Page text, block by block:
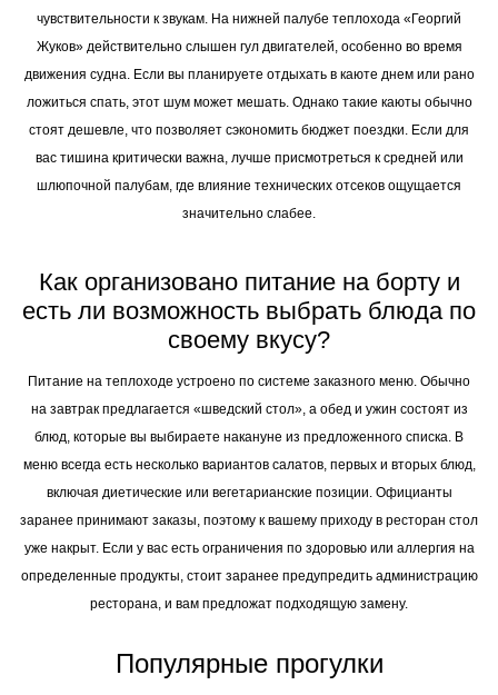
чувствительности к звукам. На нижней палубе теплохода «Георгий
Жуков» действительно слышен гул двигателей, особенно во время
движения судна. Если вы планируете отдыхать в каюте днем или рано
ложиться спать, этот шум может мешать. Однако такие каюты обычно
стоят дешевле, что позволяет сэкономить бюджет поездки. Если для
вас тишина критически важна, лучше присмотреться к средней или
шлюпочной палубам, где влияние технических отсеков ощущается
значительно слабее.
Как организовано питание на борту и
есть ли возможность выбрать блюда по
своему вкусу?
Питание на теплоходе устроено по системе заказного меню. Обычно
на завтрак предлагается «шведский стол», а обед и ужин состоят из
блюд, которые вы выбираете накануне из предложенного списка. В
меню всегда есть несколько вариантов салатов, первых и вторых блюд,
включая диетические или вегетарианские позиции. Официанты
заранее принимают заказы, поэтому к вашему приходу в ресторан стол
уже накрыт. Если у вас есть ограничения по здоровью или аллергия на
определенные продукты, стоит заранее предупредить администрацию
ресторана, и вам предложат подходящую замену.
Популярные прогулки